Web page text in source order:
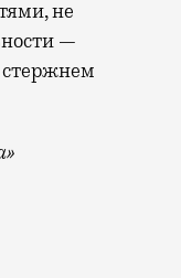
не
—
выходят за